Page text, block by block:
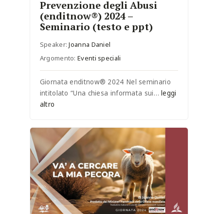
Prevenzione degli Abusi
(enditnow®) 2024 –
Seminario (testo e ppt)
Speaker:Joanna Daniel
Argomento:Eventi speciali
Giornata enditnow® 2024 Nel seminario
intitolato “Una chiesa informata sui…leggi
altro